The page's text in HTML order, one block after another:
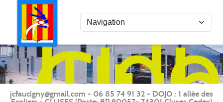
Judo
jcfaucigny@gmail.com - 06 85 74 91 32 - DOJO : 1 allée des
Panneau de gestion des cookies